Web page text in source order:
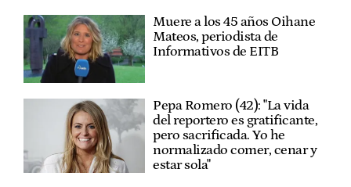
Muere a los 45 años Oihane
Mateos, periodista de
Informativos de EITB
Pepa Romero (42): "La vida
del reportero es gratificante,
pero sacrificada. Yo he
normalizado comer, cenar y
estar sola"